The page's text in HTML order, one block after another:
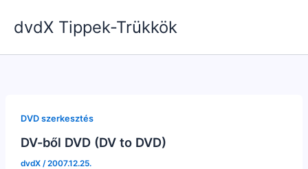
dvdX Tippek-Trükkök
DVD szerkesztés
DV-ből DVD (DV to DVD)
dvdX /2007.12.25.